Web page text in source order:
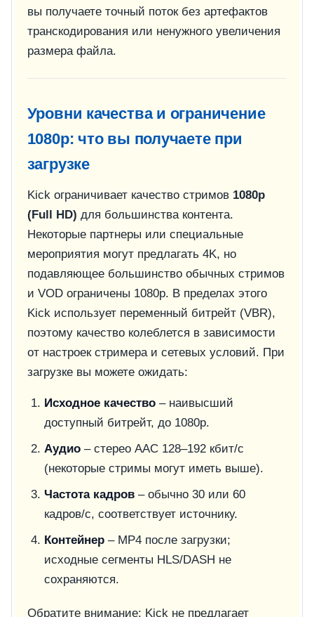
вы получаете точный поток без артефактов
транскодирования или ненужного увеличения
размера файла.
Уровни качества и ограничение
1080p: что вы получаете при
загрузке
Kick ограничивает качество стримов 1080p
(Full HD) для большинства контента.
Некоторые партнеры или специальные
мероприятия могут предлагать 4K, но
подавляющее большинство обычных стримов
и VOD ограничены 1080p. В пределах этого
Kick использует переменный битрейт (VBR),
поэтому качество колеблется в зависимости
от настроек стримера и сетевых условий. При
загрузке вы можете ожидать:
Исходное качество– наивысший
доступный битрейт, до 1080p.
Аудио– стерео AAC 128–192 кбит/с
(некоторые стримы могут иметь выше).
Частота кадров– обычно 30 или 60
кадров/с, соответствует источнику.
Контейнер– MP4 после загрузки;
исходные сегменты HLS/DASH не
сохраняются.
Обратите внимание: Kick не предлагает